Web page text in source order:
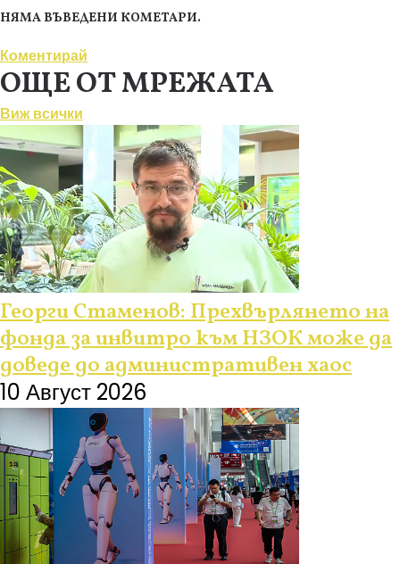
НЯМА ВЪВЕДЕНИ КОМЕТАРИ.
Коментирай
ОЩЕ ОТ МРЕЖАТА
Виж всички
Георги Стаменов: Прехвърлянето на
фонда за инвитро към НЗОК може да
доведе до административен хаос
10 Август 2026